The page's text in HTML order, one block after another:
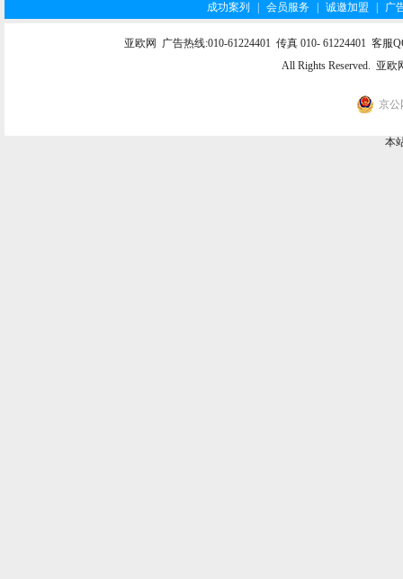
成功案列 会员服务 诚邀加盟 广
亚欧网 广告热线:010-61224401 传真 010- 61224401 客服
All Rights Reserved. 亚
京公
本